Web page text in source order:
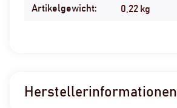
Artikelgewicht: 0,22 kg
Herstellerinformationen